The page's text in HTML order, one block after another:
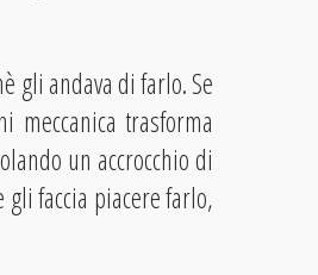
gli andava di farlo. Se
meccanica trasforma
un accrocchio di
faccia piacere farlo,